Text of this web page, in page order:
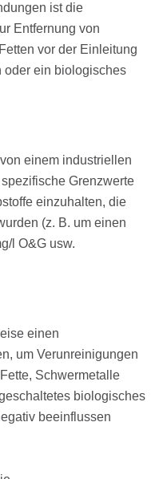
ist die
Entfernung von
vor der Einleitung
oder ein biologisches
einem industriellen
Grenzwerte
einzuhalten, die
(z. B. um einen
l O&G usw.
einen
um Verunreinigungen
Schwermetalle
biologisches
beeinflussen